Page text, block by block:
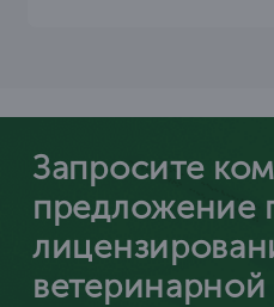
Запросите
предложение
ветеринарной